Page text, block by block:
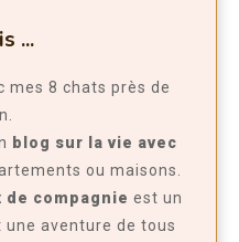
...
mes 8 chats près de
blog sur la vie avec
ou maisons.
de compagnie est un
aventure de tous